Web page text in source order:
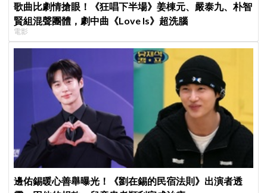
歌曲比劇情搶眼！《狂唱下半場》姜棟元、嚴泰九、朴智
賢組混聲團體，劇中曲《Love Is》超洗腦
電影
邊佑錫暖心善舉曝光！《劉在錫的民宿法則》出演者透